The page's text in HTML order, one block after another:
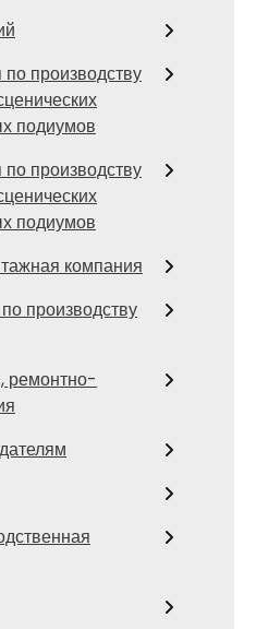
производству
подиумов
производству
подиумов
компания
производству
ремонтно-